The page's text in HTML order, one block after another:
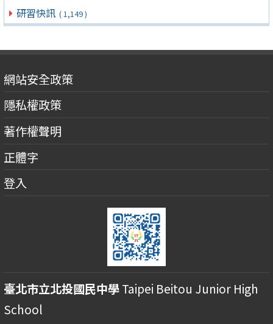
研習快訊 ( 1,149 )
網站安全政策
隱私權政策
著作權聲明
正體字
登入
臺北市立北投國民中學Taipei Beitou Junior High
School